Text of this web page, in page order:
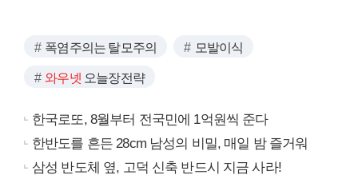
폭염주의는 탈모주의 모발이식
와우넷 오늘장전략
한국로또, 8월부터 전국민에 1억원씩 준다
한반도를 흔든 28cm 남성의 비밀, 매일 밤 즐거워
삼성 반도체 옆, 고덕 신축 반드시 지금 사라!